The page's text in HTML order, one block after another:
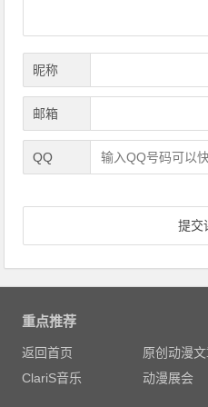
昵称
邮箱
QQ
重点推荐
返回首页 原创动漫
ClariS音乐
动漫展会